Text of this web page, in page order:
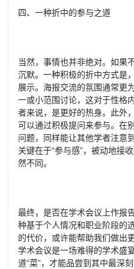
四、一种折中的参与之道
当然，事情也并非绝对。如果
沉默。一种积极的折中方式是
展示。海报交流的氛围通常更
一或小范围讨论，这对于性格
者来说，是更好的热身。此外
可以通过积极提问来参与。在
问题，同样能让其他学者注意
关键在于“参与感”，被动地接
然不同。
最终，是否在学术会议上作报
种基于个人情况和职业阶段的
的代价，或许能帮助我们做出
学术会议是一场难得的学术盛
道“菜”，才能品尝到其中最深刻